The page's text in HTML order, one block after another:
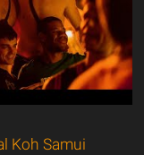
Koh Samui